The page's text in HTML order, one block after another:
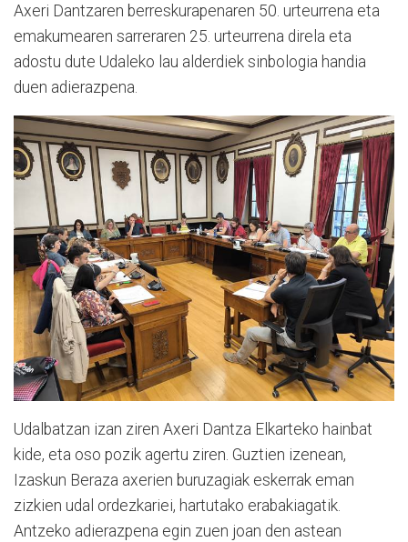
Axeri Dantzaren berreskurapenaren 50. urteurrena eta
emakumearen sarreraren 25. urteurrena direla eta
adostu dute Udaleko lau alderdiek sinbologia handia
duen adierazpena.
Udalbatzan izan ziren Axeri Dantza Elkarteko hainbat
kide, eta oso pozik agertu ziren. Guztien izenean,
Izaskun Beraza axerien buruzagiak eskerrak eman
zizkien udal ordezkariei, hartutako erabakiagatik.
Antzeko adierazpena egin zuen joan den astean